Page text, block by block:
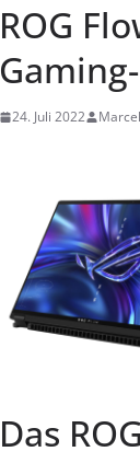
ROG
24. Juli 2022 Marcel
Das